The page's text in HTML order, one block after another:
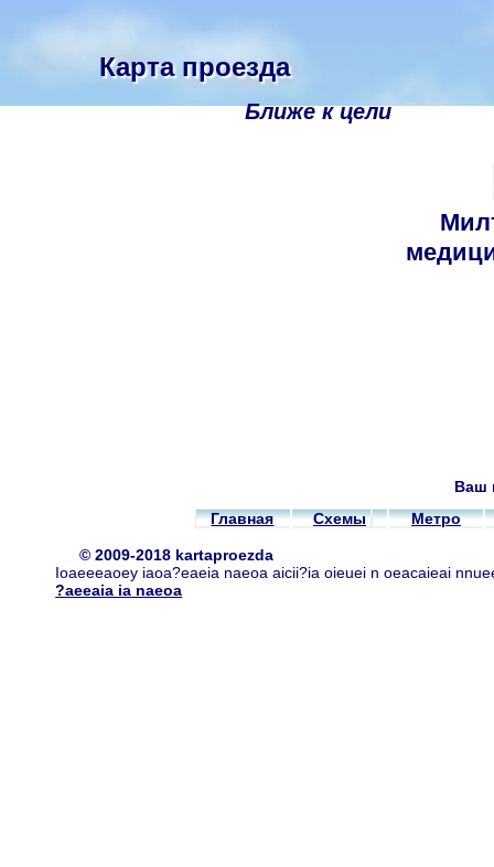
Карта проезда
Ближе к цели
Ваш
Главная
Схемы Метро
© 2009-2018 kartaproezda
Ioaeeeaoey iaoa?eaeia naeoa aicii?ia oieuei n oeacaieai
?aeeaia ia naeoa